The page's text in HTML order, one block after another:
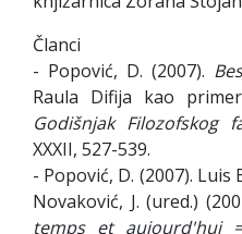
Članci
- Popović, D. (2007).
Raula Difija kao
Godišnjak Filozofskog
XXXII, 527-539.
- Popović, D. (2007).
Novaković, J. (ured.)
temps et aujourd'hui